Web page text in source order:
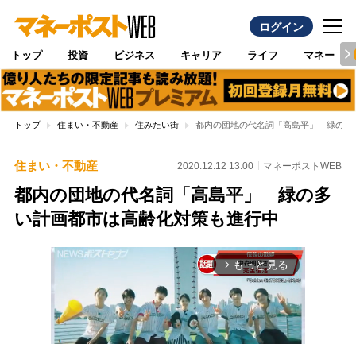
ログイン
トップ 投資 ビジネス キャリア ライフ マネー
トップ 住まい・不動産 住みたい街 都内の団地の代名詞「高島平」 緑の多
住まい・不動産 2020.12.12 13:00 マネーポストWEB
都内の団地の代名詞「高島平」 緑の多
い計画都市は高齢化対策も進行中
arrow_forward_ios もっと見る